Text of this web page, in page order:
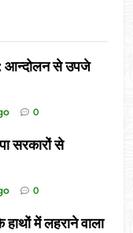
: आन्दोलन से उपजे
0
सरकारों से
0
में लहराने वाला